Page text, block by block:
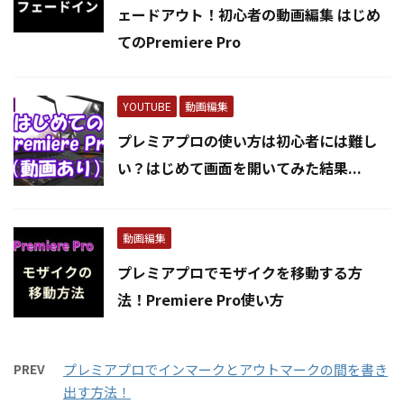
ェードアウト！初心者の動画編集 はじめ
てのPremiere Pro
YOUTUBE 動画編集
プレミアプロの使い方は初心者には難し
い？はじめて画面を開いてみた結果...
動画編集
プレミアプロでモザイクを移動する方
法！Premiere Pro使い方
PREV
プレミアプロでインマークとアウトマークの間を書き
出す方法！